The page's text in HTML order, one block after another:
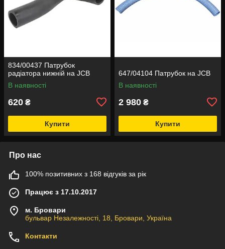
834/00437 Патрубок
радіатора нижній на JCB
В наявності
620 ₴
Купити
647/04104 Патрубок на JCB
В наявності
2 980 ₴
Купити
Про нас
100% позитивних з 168 відгуків за рік
Працює з 17.10.2017
м. Бровари
бульвар Незалежності, 18, Бровари, Україна
Контакти